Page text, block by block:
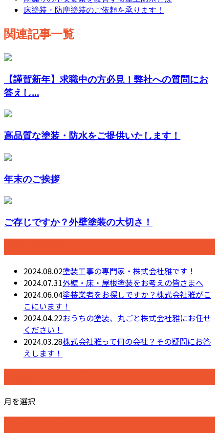
床塗装・防塵塗装のご依頼を承ります！
関連記事一覧
【謹賀新年】求職中の方必見！弊社への質問にお
答えし...
高品質な塗装・防水をご提供いたします！
年末のご挨拶
ご存じですか？外壁塗装の大切さ！
2024.08.02塗装工事の専門家・株式会社雅です！
2024.07.31外壁・床・屋根塗装をお考えの皆さまへ
2024.06.04塗装業者をお探しですか？株式会社雅がこ
こにいます！
2024.04.22おうちの塗装、丸ごと株式会社雅にお任せ
ください！
2024.03.28株式会社雅って何の会社？その疑問にお答
えします！
月を選択